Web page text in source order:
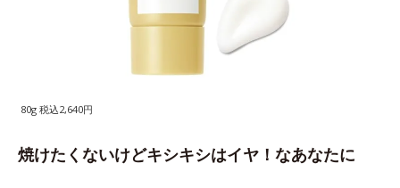
80g 税込2,640円
焼けたくないけどキシキシはイヤ！なあなたに